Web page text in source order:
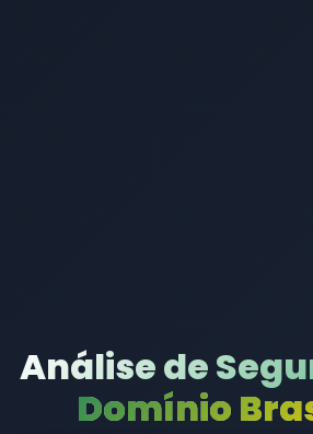
Análise de
Domínio